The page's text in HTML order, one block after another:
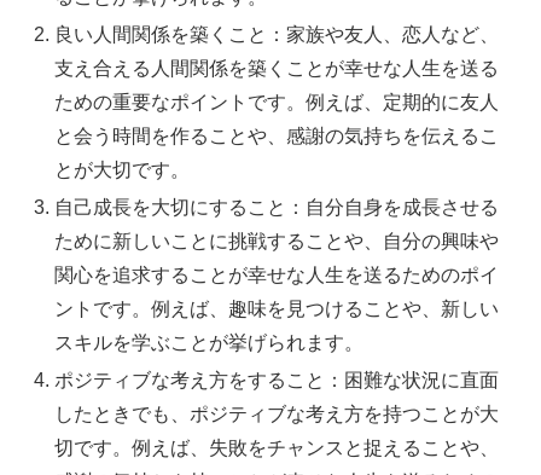
良い人間関係を築くこと：家族や友人、恋人など、
支え合える人間関係を築くことが幸せな人生を送る
ための重要なポイントです。例えば、定期的に友人
と会う時間を作ることや、感謝の気持ちを伝えるこ
とが大切です。
自己成長を大切にすること：自分自身を成長させる
ために新しいことに挑戦することや、自分の興味や
関心を追求することが幸せな人生を送るためのポイ
ントです。例えば、趣味を見つけることや、新しい
スキルを学ぶことが挙げられます。
ポジティブな考え方をすること：困難な状況に直面
したときでも、ポジティブな考え方を持つことが大
切です。例えば、失敗をチャンスと捉えることや、